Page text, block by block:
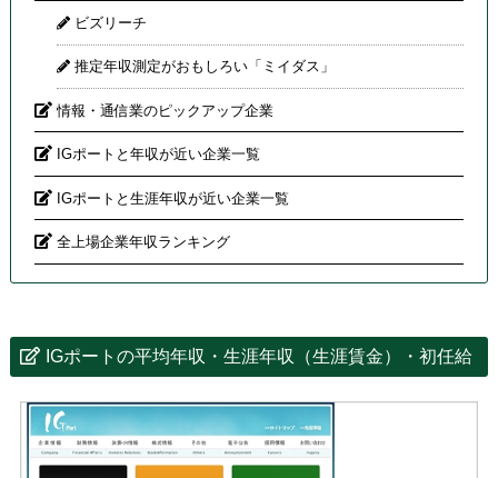
ビズリーチ
推定年収測定がおもしろい「ミイダス」
情報・通信業のピックアップ企業
IGポートと年収が近い企業一覧
IGポートと生涯年収が近い企業一覧
全上場企業年収ランキング
IGポートの平均年収・生涯年収（生涯賃金）・初任給